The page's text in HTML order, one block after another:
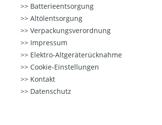
Batterieentsorgung
Altölentsorgung
Verpackungsverordnung
Impressum
Elektro-Altgeräterücknahme
Cookie-Einstellungen
Kontakt
Datenschutz